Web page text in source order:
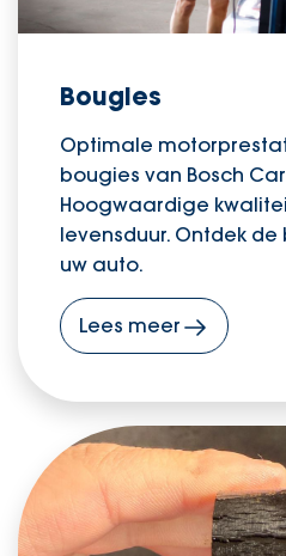
Bougies
Optimale
bougies van Bosch
Hoogwaardige
levensduur. Ontdek
uw auto.
Lees meer